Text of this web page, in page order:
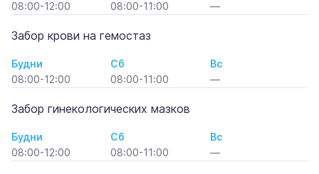
08:00-12:00
08:00-11:00
—
Забор крови на гемостаз
Будни
08:00-12:00
Сб
08:00-11:00
Вс
—
Забор гинекологических мазков
Будни
08:00-12:00
Сб
08:00-11:00
Вс
—